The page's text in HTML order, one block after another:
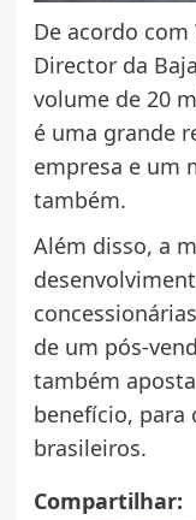
De acordo
Director da
volume de 20
é uma grande
empresa e um
também.
Além disso, a
de um pós-
também
benefício,
brasileiros.
Compartilhar: